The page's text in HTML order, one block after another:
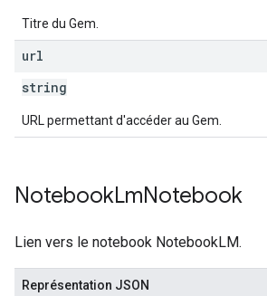
Titre du Gem.
url
string
URL permettant d'accéder au Gem.
NotebookLmNotebook
Lien vers le notebook NotebookLM.
Représentation JSON